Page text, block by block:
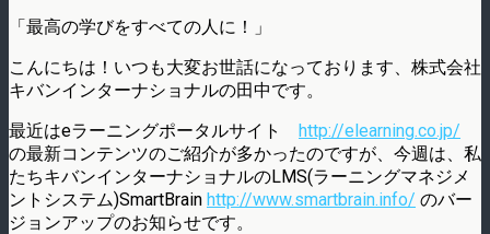
「最高の学びをすべての人に！」
こんにちは！いつも大変お世話になっております、株式会社
キバンインターナショナルの田中です。
最近はeラーニングポータルサイト http://elearning.co.jp/
の最新コンテンツのご紹介が多かったのですが、今週は、私
たちキバンインターナショナルのLMS(ラーニングマネジメ
ントシステム)SmartBrain http://www.smartbrain.info/ のバー
ジョンアップのお知らせです。